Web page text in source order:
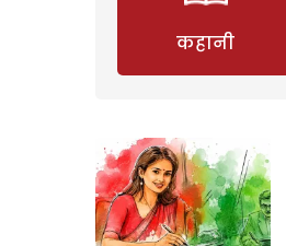
कहानी